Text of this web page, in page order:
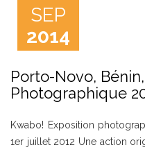
SEP
2014
Porto-Novo,
Photographique
Kwabo! Exposition
1er juillet 2012 Une action